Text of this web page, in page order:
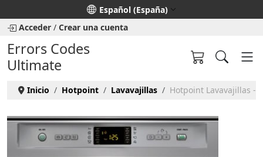
Seleccione su idioma
Español (España)
Acceder / Crear una cuenta
Errors Codes
Ultimate
Inicio Hotpoint Lavavajillas Hotpoint Lavavajillas -